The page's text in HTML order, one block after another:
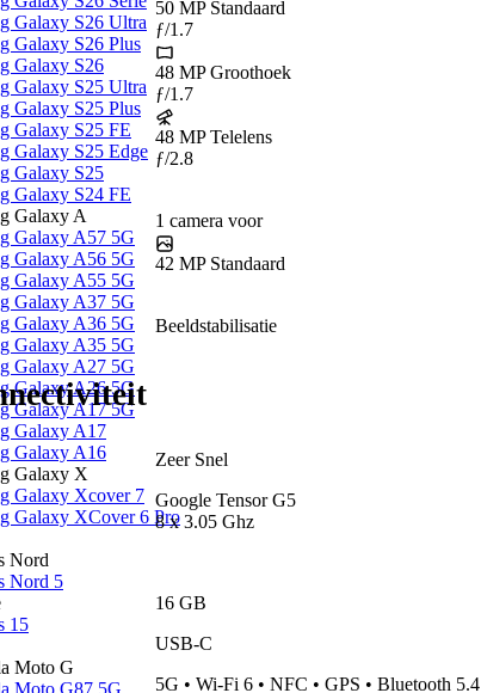
Galaxy S26 Ultra
Galaxy S26 Plus
Galaxy S26
Galaxy S25 Ultra
Galaxy S25 Plus
Galaxy S25 FE
Galaxy S25 Edge
Galaxy S25
Galaxy S24 FE
Galaxy A
Galaxy A57 5G
Galaxy A56 5G
Galaxy A55 5G
Galaxy A37 5G
Galaxy A36 5G
Galaxy A35 5G
Galaxy A27 5G
Galaxy A26 5G
Galaxy A17 5G
Galaxy A17
Galaxy A16
Galaxy X
Galaxy Xcover 7
Galaxy XCover 6 Pro
Nord
Nord 5
15
Moto G
Moto G87 5G
50 MP Standaard
ƒ/1.7
48 MPGroothoek
ƒ/1.7
48 MPTelelens
ƒ/2.8
1 camera voor
42 MP Standaard
Beeldstabilisatie
Zeer Snel
Google Tensor G5
8x3.05 Ghz
16 GB
USB-C
5G • Wi-Fi 6 • NFC • GPS • Bluetooth 5.4